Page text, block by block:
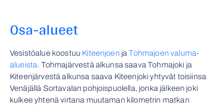
Osa-alueet
Vesistöalue koostuu Kiteenjoen jaTohmajoen valuma-
alueista. Tohmajärvestä alkunsa saava Tohmajoki ja
Kiteenjärvestä alkunsa saava Kiteenjoki yhtyvät toisiinsa
Venäjällä Sortavalan pohjoispuolella, jonka jälkeen joki
kulkee yhtenä virtana muutaman kilometrin matkan